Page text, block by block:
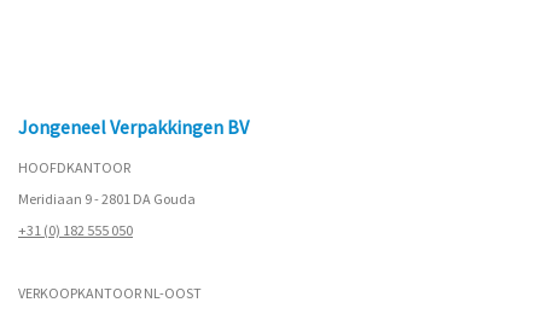
Jongeneel Verpakkingen BV
HOOFDKANTOOR
Meridiaan 9 - 2801 DA Gouda
+31 (0) 182 555 050
VERKOOPKANTOOR NL-OOST